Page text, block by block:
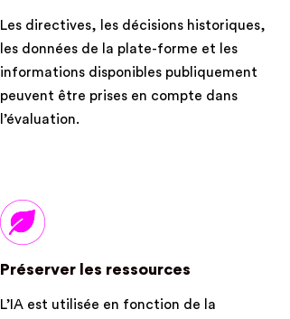
Les directives, les décisions historiques,
les données de la plate-forme et les
informations disponibles publiquement
peuvent être prises en compte dans
l’évaluation.
Préserver les ressources
L’IA est utilisée en fonction de la